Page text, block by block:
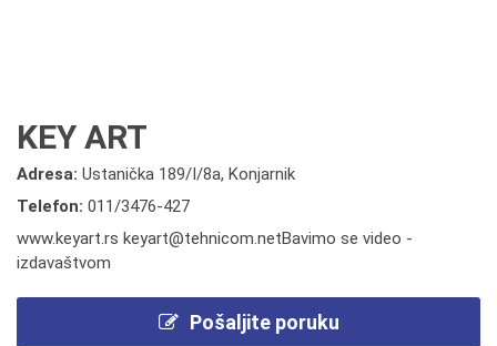
KEY ART
Adresa: Ustanička 189/I/8a, Konjarnik
Telefon: 011/3476-427
www.keyart.rs keyart@tehnicom.netBavimo se video -
izdavaštvom
Pošaljite poruku